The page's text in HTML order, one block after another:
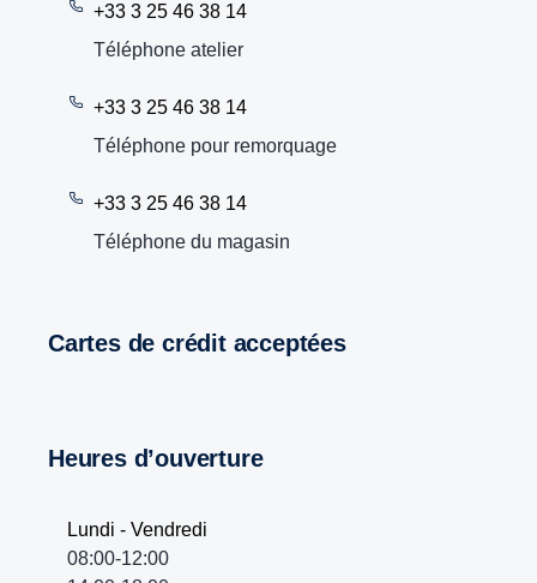
+33 3 25 46 38 14
Téléphone atelier
+33 3 25 46 38 14
Téléphone pour remorquage
+33 3 25 46 38 14
Téléphone du magasin
Cartes de crédit acceptées
Heures d’ouverture
Lundi - Vendredi
08:00-12:00